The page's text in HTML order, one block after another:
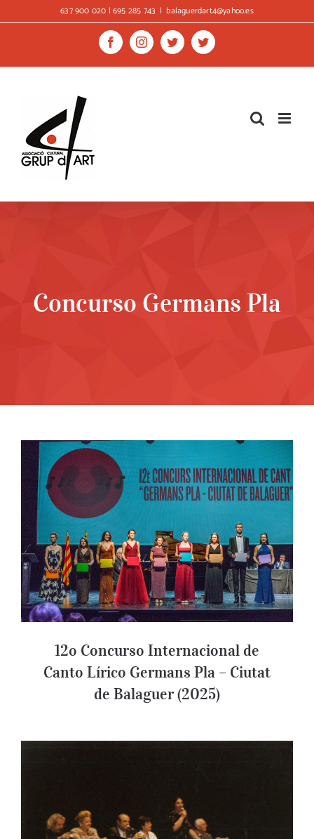
637 900 020 | 695 285 743 | balaguerdart4@yahoo.es
FacebookInstagramTwitterTwitter
Concurso Germans Pla
12o Concurso Internacional de Canto
Lírico Germans Pla – Ciutat de Balaguer
(2025)
12o Concurso Internacional de
Canto Lírico Germans Pla – Ciutat
de Balaguer (2025)